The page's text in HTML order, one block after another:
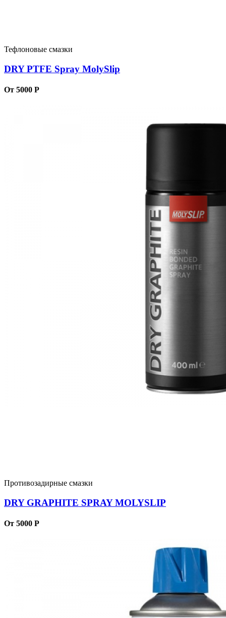
Тефлоновые смазки
DRY PTFE Spray MolySlip
От 5000 Р
Противозадирные смазки
DRY GRAPHITE SPRAY MOLYSLIP
От 5000 Р